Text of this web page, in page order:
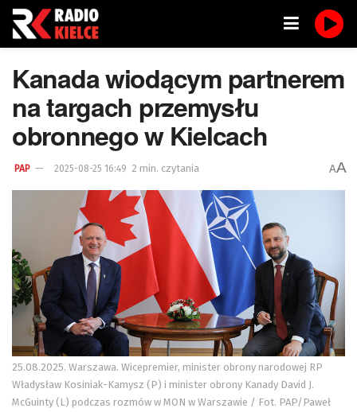
Kanada wiodącym partnerem
na targach przemysłu
obronnego w Kielcach
PAP 2025-08-25 16:49 2 min. czytania AA
25.08.2025. Warszawa. Wicepremier, minister obrony narodowej RP
Władysław Kosiniak-Kamysz (P) i minister obrony Kanady David J.
McGuinty (L) podczas rozmów w MON w Warszawie / Fot. PAP/Paweł